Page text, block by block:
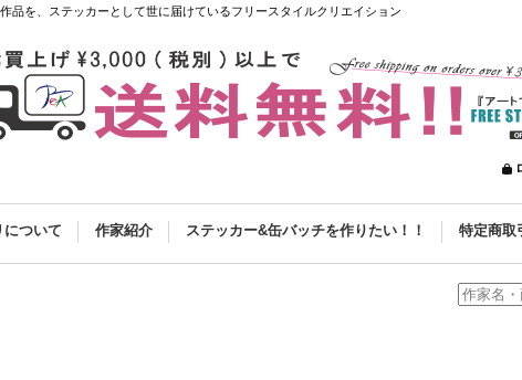
品を、ステッカーとして世に届けているフリースタイルクリエイション
について 作家紹介 ステッカー&缶バッチを作りたい！！ 特定商取